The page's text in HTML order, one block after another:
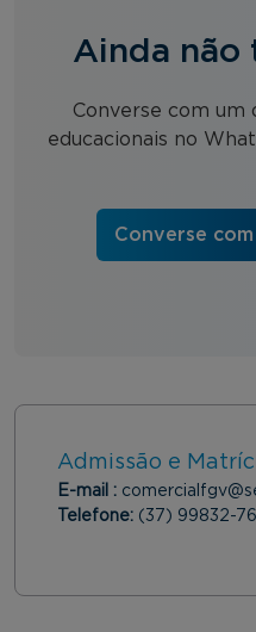
Ainda não
Converse com um
educacionais no
Converse
Admissão e
E-mail :
Telefone: (37) 99832-